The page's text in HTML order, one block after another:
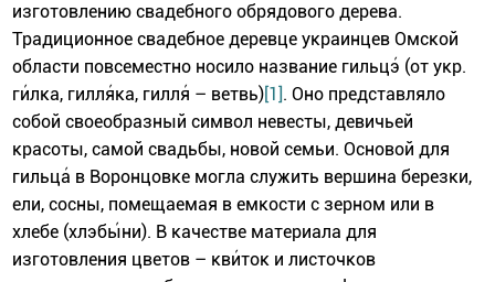
изготовлению свадебного обрядового дерева.
Традиционное свадебное деревце украинцев Омской
области повсеместно носило название гильцэ́ (от укр.
ги́лка, гилля́ка, гилля́ – ветвь) [1] . Оно представляло
собой своеобразный символ невесты, девичьей
красоты, самой свадьбы, новой семьи. Основой для
гильца́ в Воронцовке могла служить вершина березки,
ели, сосны, помещаемая в емкости с зерном или в
хлебе (хлэбы́ни). В качестве материала для
изготовления цветов – кви́ток и листочков